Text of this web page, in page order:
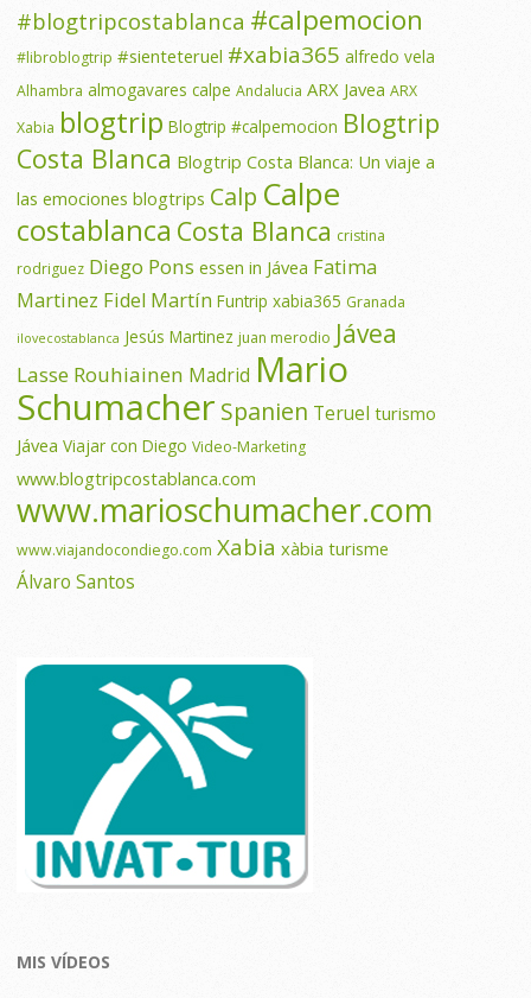
#blogtripcostablanca #calpemocion
#libroblogtrip #sienteteruel #xabia365 alfredo vela
Alhambra almogavares calpe Andalucia ARX Javea ARX
Xabia blogtrip Blogtrip #calpemocion Blogtrip
Costa Blanca Blogtrip Costa Blanca: Un viaje a
las emociones blogtrips Calp Calpe
costablanca Costa Blanca cristina
rodriguez Diego Pons essen in Jávea Fatima
Martinez Fidel Martín Funtrip xabia365 Granada
ilovecostablanca Jesús Martinez juan merodio Jávea
Lasse Rouhiainen Madrid Mario
Schumacher Spanien Teruel turismo
Jávea Viajar con Diego Video-Marketing
www.blogtripcostablanca.com
www.marioschumacher.com
www.viajandocondiego.com Xabia xàbia turisme
Álvaro Santos
MIS VÍDEOS